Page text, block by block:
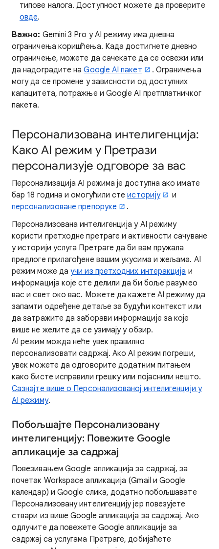
типове налога. Доступност можете да проверите
овде.
Важно: Gemini 3 Pro у AI режиму има дневна
ограничења коришћења. Када достигнете дневно
ограничење, можете да сачекате да се освежи или
да надоградите наGoogle AI пакет
. Ограничења
могу да се промене у зависности од доступних
капацитета, потражње и Google AI претплатничког
пакета.
Персонализована интелигенција:
Како AI режим у Претрази
персонализује одговоре за вас
Персонализација AI режима је доступна ако имате
бар 18 година и омогућили стеисторију
и
персонализоване препоруке
.
Персонализована интелигенција у AI режиму
користи претходне претраге и активности сачуване
у историји услуга Претраге да би вам пружала
предлоге прилагођене вашим укусима и жељама. AI
режим може даучи из претходних интеракција и
информација које сте делили да би боље разумео
вас и свет око вас. Можете да кажете AI режиму да
запамти одређене детаље за будући контекст или
да затражите да заборави информације за које
више не желите да се узимају у обзир.
AI режим можда неће увек правилно
персонализовати садржај. Ако AI режим погреши,
увек можете да одговорите додатним питањем
како бисте исправили грешку или појаснили нешто.
Сазнајте више о Персонализованој интелигенцији у
AI режиму.
Побољшајте Персонализовану
интелигенцију: Повежите Google
апликације за садржај
Повезивањем Google апликација за садржај, за
почетак Workspace апликација (Gmail и Google
календар) и Google слика, додатно побољшавате
Персонализовану интелигенцију јер повезујете
ствари из више Google апликација за садржај. Ако
одлучите да повежете Google апликације за
садржај са услугама Претраге, добијаћете